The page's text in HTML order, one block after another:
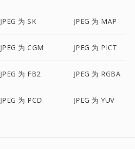
JPEG 为 SK JPEG 为 MAP
JPEG 为 CGM JPEG 为 PICT
JPEG 为 FB2 JPEG 为 RGBA
JPEG 为 PCD JPEG 为 YUV